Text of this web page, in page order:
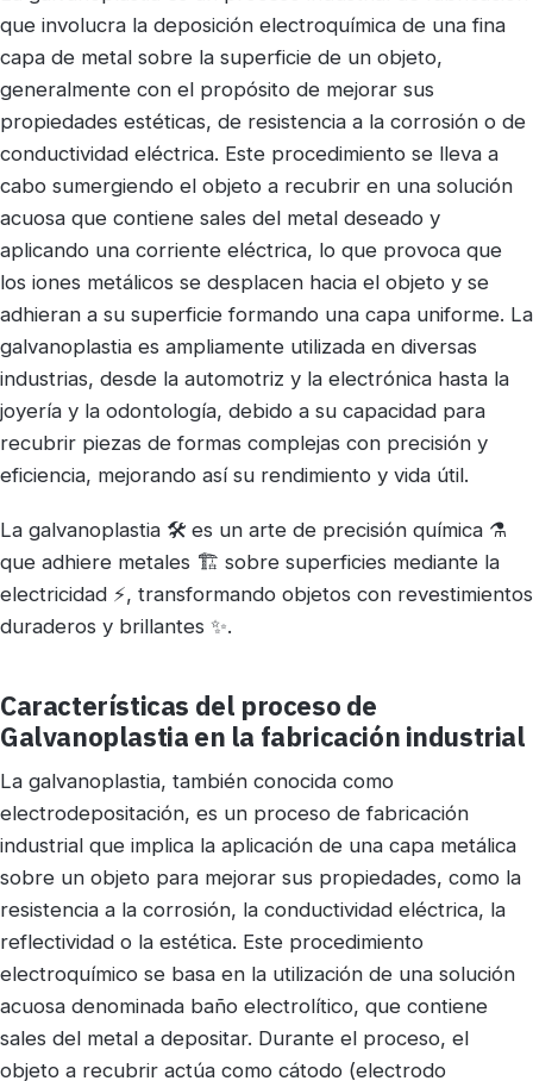
que involucra la deposición electroquímica de una fina
capa de metal sobre la superficie de un objeto,
generalmente con el propósito de mejorar sus
propiedades estéticas, de resistencia a la corrosión o de
conductividad eléctrica. Este procedimiento se lleva a
cabo sumergiendo el objeto a recubrir en una solución
acuosa que contiene sales del metal deseado y
aplicando una corriente eléctrica, lo que provoca que
los iones metálicos se desplacen hacia el objeto y se
adhieran a su superficie formando una capa uniforme. La
galvanoplastia es ampliamente utilizada en diversas
industrias, desde la automotriz y la electrónica hasta la
joyería y la odontología, debido a su capacidad para
recubrir piezas de formas complejas con precisión y
eficiencia, mejorando así su rendimiento y vida útil.
La galvanoplastia 🛠️ es un arte de precisión química ⚗️
que adhiere metales 🏗️ sobre superficies mediante la
electricidad ⚡, transformando objetos con revestimientos
duraderos y brillantes ✨.
Características del proceso de
Galvanoplastia en la fabricación industrial
La galvanoplastia, también conocida como
electrodepositación, es un proceso de fabricación
industrial que implica la aplicación de una capa metálica
sobre un objeto para mejorar sus propiedades, como la
resistencia a la corrosión, la conductividad eléctrica, la
reflectividad o la estética. Este procedimiento
electroquímico se basa en la utilización de una solución
acuosa denominada baño electrolítico, que contiene
sales del metal a depositar. Durante el proceso, el
objeto a recubrir actúa como cátodo (electrodo